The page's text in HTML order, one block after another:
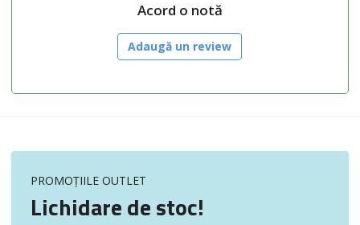
Acord o notă
Adaugă un review
PROMOȚIILE OUTLET
Lichidare de stoc!